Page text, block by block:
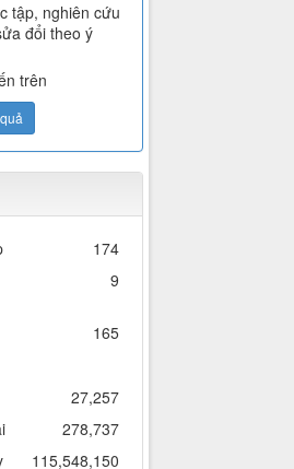
tập, nghiên cứu
đổi theo ý
trên
174
9
165
27,257
278,737
115,548,150